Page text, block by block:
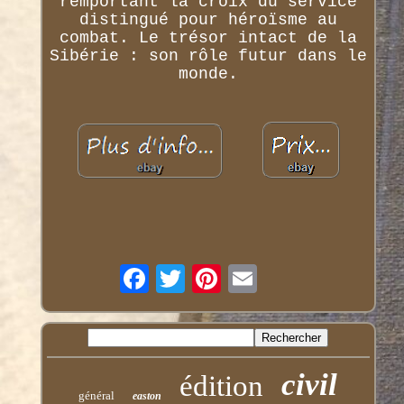
distingué pour héroïsme au
combat. Le trésor intact de la
Sibérie : son rôle futur dans le
monde.
général easton édition civil